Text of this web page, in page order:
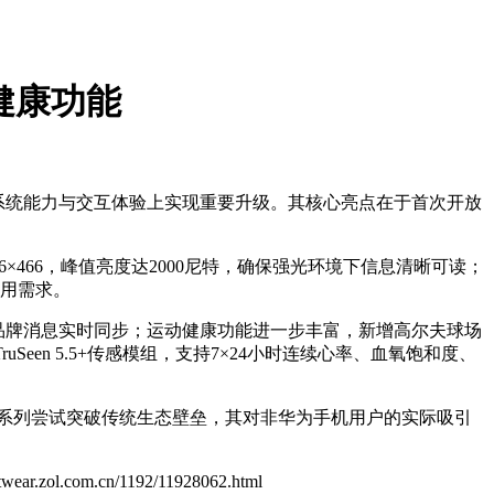
康功能
能力与交互体验上实现重要升级。其核心亮点在于首次开放
，峰值亮度达2000尼特，确保强光环境下信息清晰可读；
需求。
消息实时同步；运动健康功能进一步丰富，新增高尔夫球场
5.5+传感模组，支持7×24小时连续心率、血氧饱和度、
尝试突破传统生态壁垒，其对非华为手机用户的实际吸引
1192/11928062.html